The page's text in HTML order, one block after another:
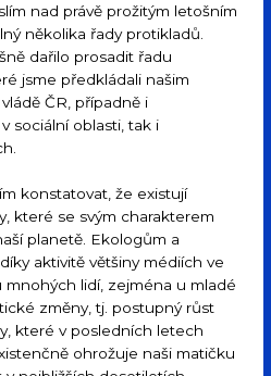
nad právě prožitým letošním
několika řady protikladů.
dařilo prosadit řadu
jsme předkládali našim
ČR, případně i
sociální oblasti, tak i
konstatovat, že existují
které se svým charakterem
planetě. Ekologům a
aktivitě většiny médiích ve
mnohých lidí, zejména u mladé
změny, tj. postupný růst
které v posledních letech
ohrožuje naši matičku